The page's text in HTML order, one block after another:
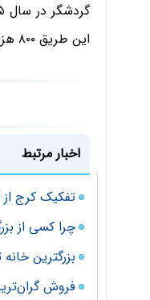
این طریق ۸۰۰ هزار شغل ایجاد کند.
اخبار مرتبط
تفکیک کرج از
چرا کسی از
بزرگترین
فروش گران‌ترین